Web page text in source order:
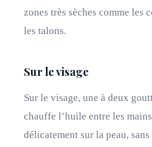
zones très sèches comme les
les talons.
Sur le visage
Sur le visage, une à deux
chauffe l’huile entre les
délicatement sur la peau,